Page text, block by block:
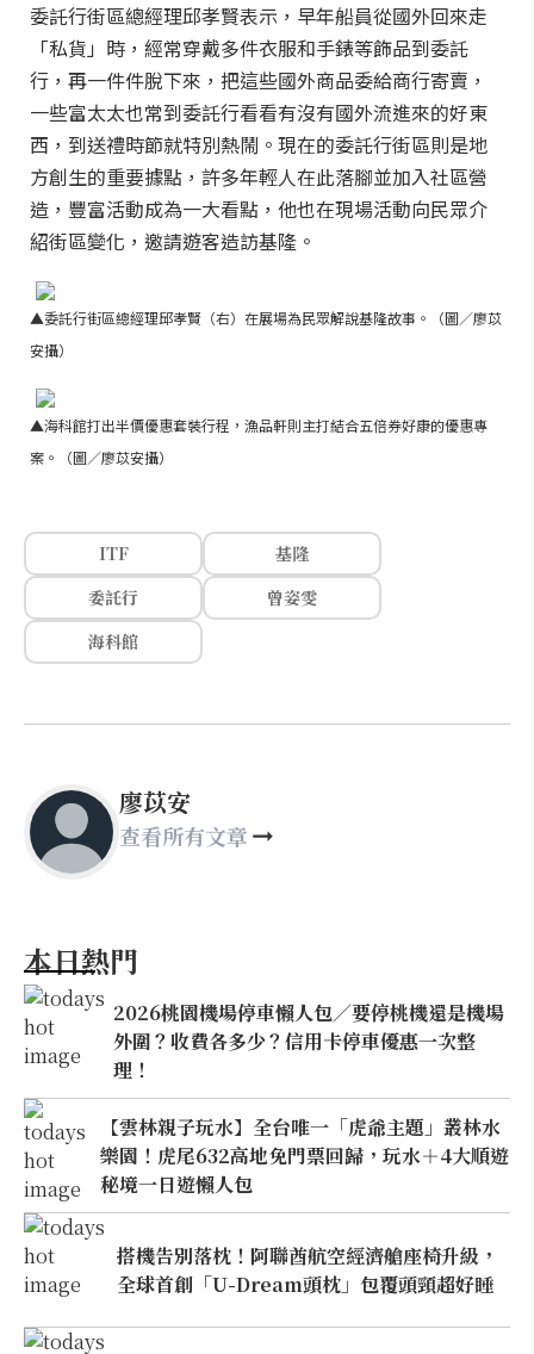
委託行街區總經理邱孝賢表示，早年船員從國外回來走
「私貨」時，經常穿戴多件衣服和手錶等飾品到委託
行，再一件件脫下來，把這些國外商品委給商行寄賣，
一些富太太也常到委託行看看有沒有國外流進來的好東
西，到送禮時節就特別熱鬧。現在的委託行街區則是地
方創生的重要據點，許多年輕人在此落腳並加入社區營
造，豐富活動成為一大看點，他也在現場活動向民眾介
紹街區變化，邀請遊客造訪基隆。
▲委託行街區總經理邱孝賢（右）在展場為民眾解說基隆故事。（圖／廖苡
安攝）
▲海科館打出半價優惠套裝行程，漁品軒則主打結合五倍券好康的優惠專
案。（圖／廖苡安攝）
ITF
基隆
委託行
曾姿雯
海科館
廖苡安
查看所有文章
本日熱門
2026桃園機場停車懶人包／要停桃機還是機場
外圍？收費各多少？信用卡停車優惠一次整
理！
【雲林親子玩水】全台唯一「虎爺主題」叢林水
樂園！虎尾632高地免門票回歸，玩水＋4大順遊
秘境一日遊懶人包
搭機告別落枕！阿聯酋航空經濟艙座椅升級，
全球首創「U-Dream頭枕」包覆頭頸超好睡